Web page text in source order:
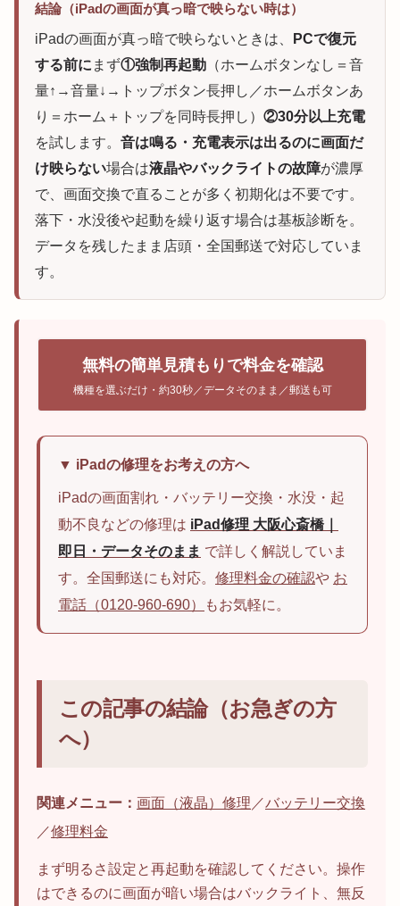
結論（iPadの画面が真っ暗で映らない時は）
iPadの画面が真っ暗で映らないときは、
PCで復元
する前に まず①強制再起動 （ホームボタンなし＝音
量↑→音量↓→トップボタン長押し／ホームボタンあ
り＝ホーム＋トップを同時長押し） ②30分以上充電
を試します。 音は鳴る・充電表示は出るのに画面だ
け映らない場合は液晶やバックライトの故障が濃厚
で、画面交換で直ることが多く初期化は不要です。
落下・水没後や起動を繰り返す場合は基板診断を。
データを残したまま店頭・全国郵送で対応していま
す。
無料の簡単見積もりで料金を確認
機種を選ぶだけ・約30秒／データそのまま／郵送も可
▼ iPadの修理をお考えの方へ
iPadの画面割れ・バッテリー交換・水没・起
動不良などの修理は iPad修理 大阪心斎橋｜
即日・データそのまま で詳しく解説していま
す。全国郵送にも対応。 修理料金の確認や お
電話（0120-960-690）
もお気軽に。
この記事の結論（お急ぎの方
へ）
関連メニュー： 画面（液晶）修理 ／バッテリー交換
／修理料金
まず明るさ設定と再起動を確認してください。操作
はできるのに画面が暗い場合はバックライト、無反